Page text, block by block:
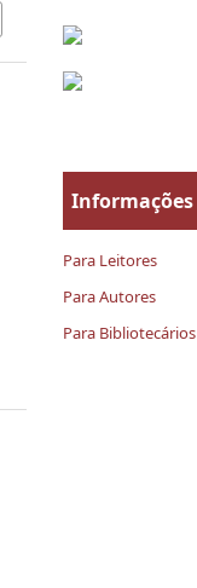
Informações
Para Leitores
Para Autores
Para Bibliotecários